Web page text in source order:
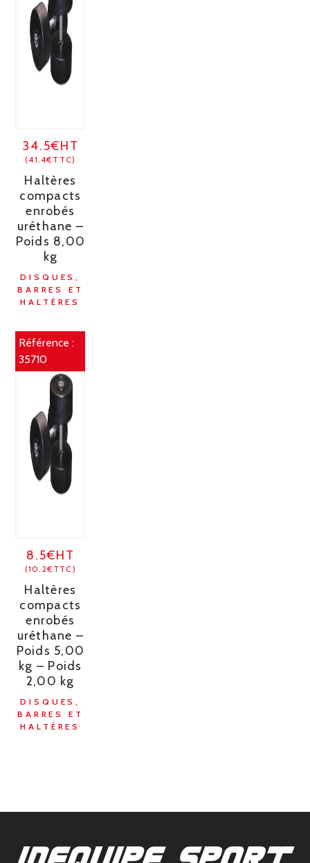
34.5€HT
(41.4€TTC)
Haltères
compacts
enrobés
uréthane –
Poids 8,00
kg
DISQUES,
BARRES ET
HALTÈRES
Référence :
35710
8.5€HT
(10.2€TTC)
Haltères
compacts
enrobés
uréthane –
Poids 5,00
kg – Poids
2,00 kg
DISQUES,
BARRES ET
HALTÈRES